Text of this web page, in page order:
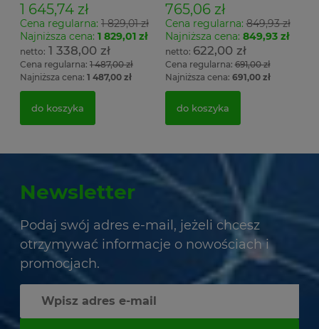
1 645,74 zł
Cena regularna: 1 829,01 zł
Najniższa cena: 1 829,01 zł
1 338,00 zł
Cena regularna: 1 487,00 zł
Najniższa cena: 1 487,00 zł
do koszyka
765,06 zł
Cena regularna:849,93 zł
Najniższa cena: 849,93 zł
622,00 zł
Cena regularna:691,00 zł
Najniższa cena: 691,00 zł
do koszyka
Newsletter
Podaj swój adres e-mail, jeżeli chcesz
otrzymywać informacje o nowościach i
promocjach.